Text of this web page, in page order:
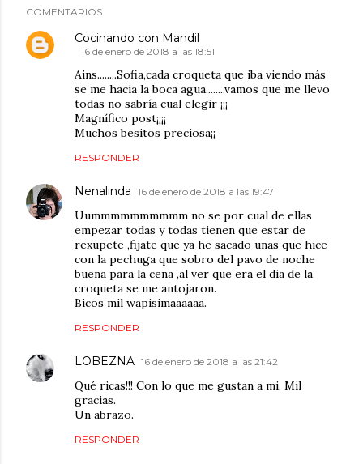
COMENTARIOS
Cocinando con Mandil
16 de enero de 2018 a las 18:51
Ains........Sofia,cada croqueta que iba viendo más
se me hacia la boca agua........vamos que me llevo
todas no sabría cual elegir ¡¡¡
Magnífico post¡¡¡¡
Muchos besitos preciosa¡¡
RESPONDER
Nenalinda 16 de enero de 2018 a las 19:47
Uummmmmmmmmm no se por cual de ellas
empezar todas y todas tienen que estar de
rexupete ,fijate que ya he sacado unas que hice
con la pechuga que sobro del pavo de noche
buena para la cena ,al ver que era el dia de la
croqueta se me antojaron.
Bicos mil wapisimaaaaaa.
RESPONDER
LOBEZNA 16 de enero de 2018 a las 21:42
Qué ricas!!! Con lo que me gustan a mi. Mil
gracias.
Un abrazo.
RESPONDER